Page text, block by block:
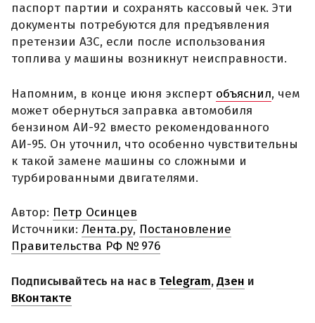
паспорт партии и сохранять кассовый чек. Эти
документы потребуются для предъявления
претензии АЗС, если после использования
топлива у машины возникнут неисправности.
Напомним, в конце июня эксперт объяснил, чем
может обернуться заправка автомобиля
бензином АИ-92 вместо рекомендованного
АИ-95. Он уточнил, что особенно чувствительны
к такой замене машины со сложными и
турбированными двигателями.
Автор: Петр Осинцев
Источники: Лента.ру, Постановление
Правительства РФ № 976
Подписывайтесь на нас в Telegram,Дзен и
ВКонтакте